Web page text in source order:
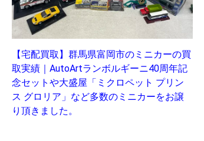
【宅配買取】群馬県富岡市のミニカーの買
取実績｜AutoArtランボルギーニ40周年記
念セットや大盛屋「ミクロペット プリン
ス グロリア」など多数のミニカーをお譲
り頂きました。